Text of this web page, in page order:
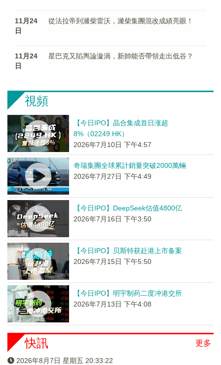
11月24
日
從法拉帝到濰柴雷沃，濰柴集團混改成績亮眼！
11月24
日
星巴克又陷輿論漩渦，新帥能否帶領走出低谷？
視頻
【今日IPO】晶合集成首日涨超
8%（02249.HK）
2026年7月10日 下午4:57
奇瑞集團全球累計銷量突破2000萬輛
2026年7月27日 下午4:49
【今日IPO】DeepSeek估值4800亿
2026年7月16日 下午3:50
【今日IPO】贝斯特获赴港上市备案
2026年7月15日 下午5:50
【今日IPO】明宇制药二度冲港交所
2026年7月13日 下午4:08
更多
快訊
2026年8月7日 星期五 20:33:23